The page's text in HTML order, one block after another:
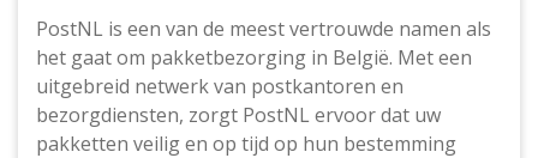
PostNL is een van de meest vertrouwde namen als
het gaat om pakketbezorging in België. Met een
uitgebreid netwerk van postkantoren en
bezorgdiensten, zorgt PostNL ervoor dat uw
pakketten veilig en op tijd op hun bestemming